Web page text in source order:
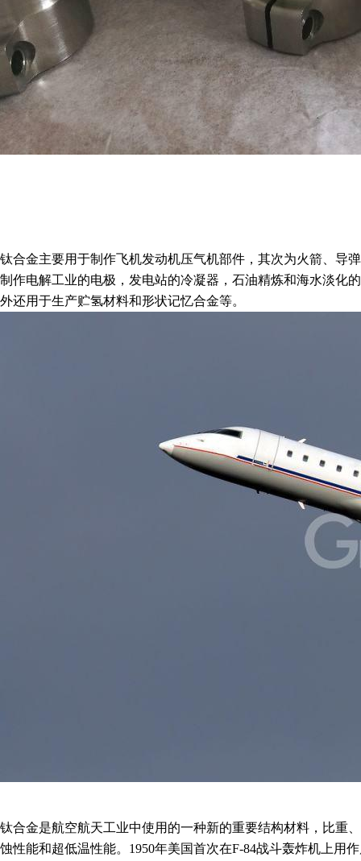
钛合金主要用于制作飞机发动机压气机部件，其次为火箭、导
制作电解工业的电极，发电站的冷凝器，石油精炼和海水淡化
外还用于生产贮氢材料和形状记忆合金等。
钛合金是航空航天工业中使用的一种新的重要结构材料，比重
蚀性能和超低温性能。 1950年美国首次在F-84战斗轰炸机上用